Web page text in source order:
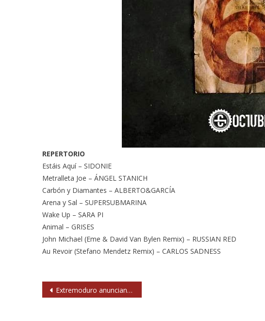
REPERTORIO
Estáis Aquí – SIDONIE
Metralleta Joe – ÁNGEL STANICH
Carbón y Diamantes – ALBERTO&GARCÍA
Arena y Sal – SUPERSUBMARINA
Wake Up – SARA PI
Animal – GRISES
John Michael (Eme & David Van Bylen Remix) – RUSSIAN RED
Au Revoir (Stefano Mendetz Remix) – CARLOS SADNESS
Navegación
Extremoduro anuncian concierto en Gijón el 24 de octubre